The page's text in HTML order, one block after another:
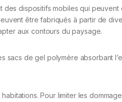
dispositifs mobiles qui peuvent
être fabriqués à partir de
aux contours du paysage.
sacs de gel polymère absorbant
Pour limiter les